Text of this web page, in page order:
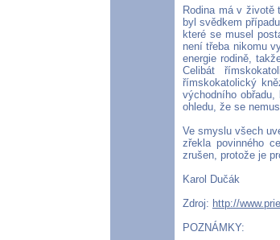
Rodina má v životě
byl svědkem
které se musel
není třeba nikomu
energie rodině,
Celibát
římskokatolický
východního
ohledu, že se
Ve smyslu všech
zřekla povinného
zrušen, protože je
Karol Dučák
Zdroj: http://
POZNÁMKY: